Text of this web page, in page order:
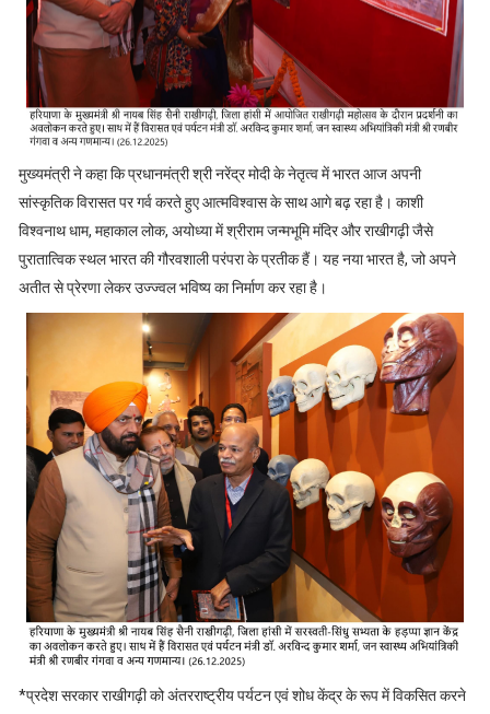
मुख्यमंत्री ने कहा कि प्रधानमंत्री श्री नरेंद्र मोदी के नेतृत्व में भारत आज अपनी
सांस्कृतिक विरासत पर गर्व करते हुए आत्मविश्वास के साथ आगे बढ़ रहा है। काशी
विश्वनाथ धाम, महाकाल लोक, अयोध्या में श्रीराम जन्मभूमि मंदिर और राखीगढ़ी जैसे
पुरातात्विक स्थल भारत की गौरवशाली परंपरा के प्रतीक हैं। यह नया भारत है, जो अपने
अतीत से प्रेरणा लेकर उज्ज्वल भविष्य का निर्माण कर रहा है।
*प्रदेश सरकार राखीगढ़ी को अंतरराष्ट्रीय पर्यटन एवं शोध केंद्र के रूप में विकसित करने